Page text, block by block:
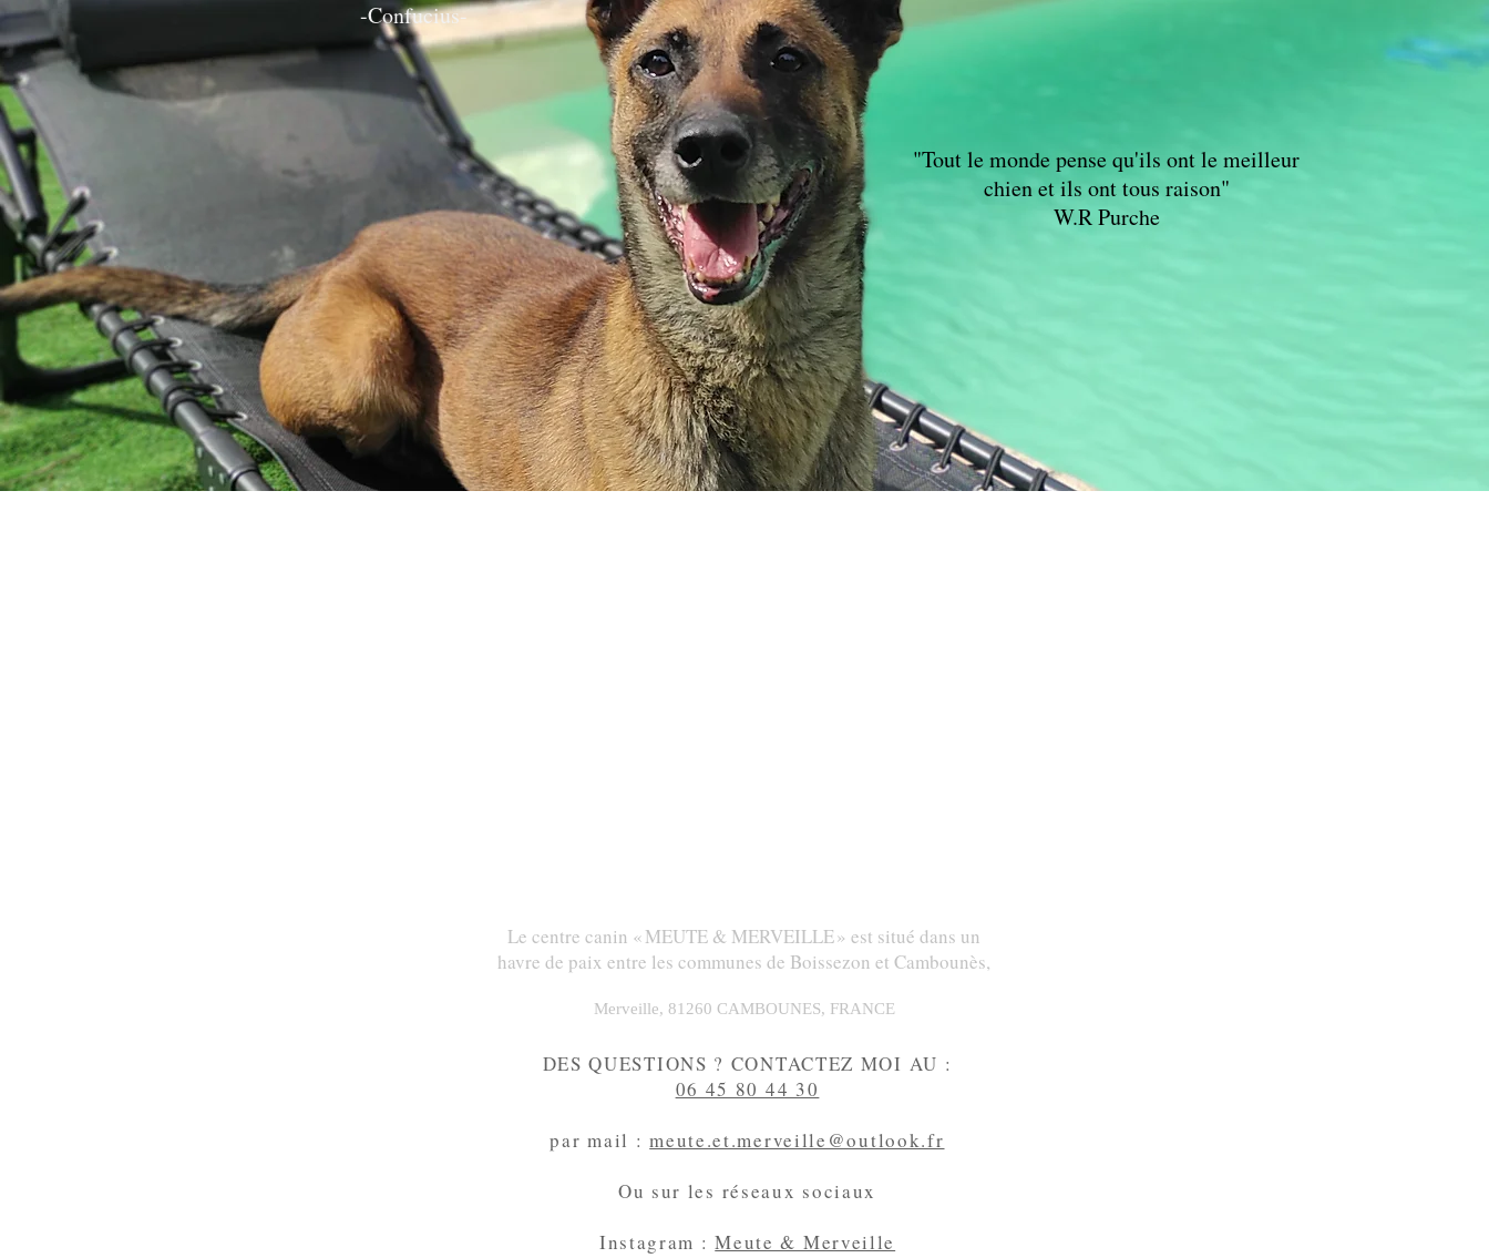
-Confucius-
"Tout le monde pense qu'ils ont le meilleur
chien et ils ont tous raison"
W.R Purche
Le centre canin « MEUTE & MERVEILLE » est situé dans un
havre de paix entre les communes de Boissezon et Cambounès,
Merveille, 81260 CAMBOUNES, FRANCE
DES QUESTIONS ? CONTACTEZ MOI AU :
06 45 80 44 30
par mail :meute.et.merveille@outlook.fr
Ou sur les réseaux sociaux
Instagram :Meute & Merveille